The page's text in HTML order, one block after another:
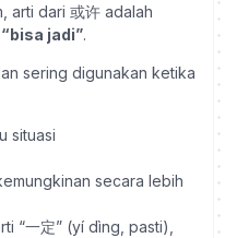
arti dari 或许 adalah
jadi”.
sering digunakan ketika
situasi
secara lebih
“一定” (yí dìng, pasti),